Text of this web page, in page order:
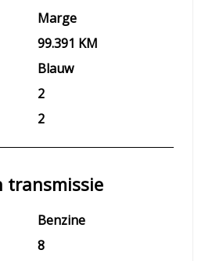
Marge
99.391 KM
Blauw
2
2
transmissie
Benzine
8